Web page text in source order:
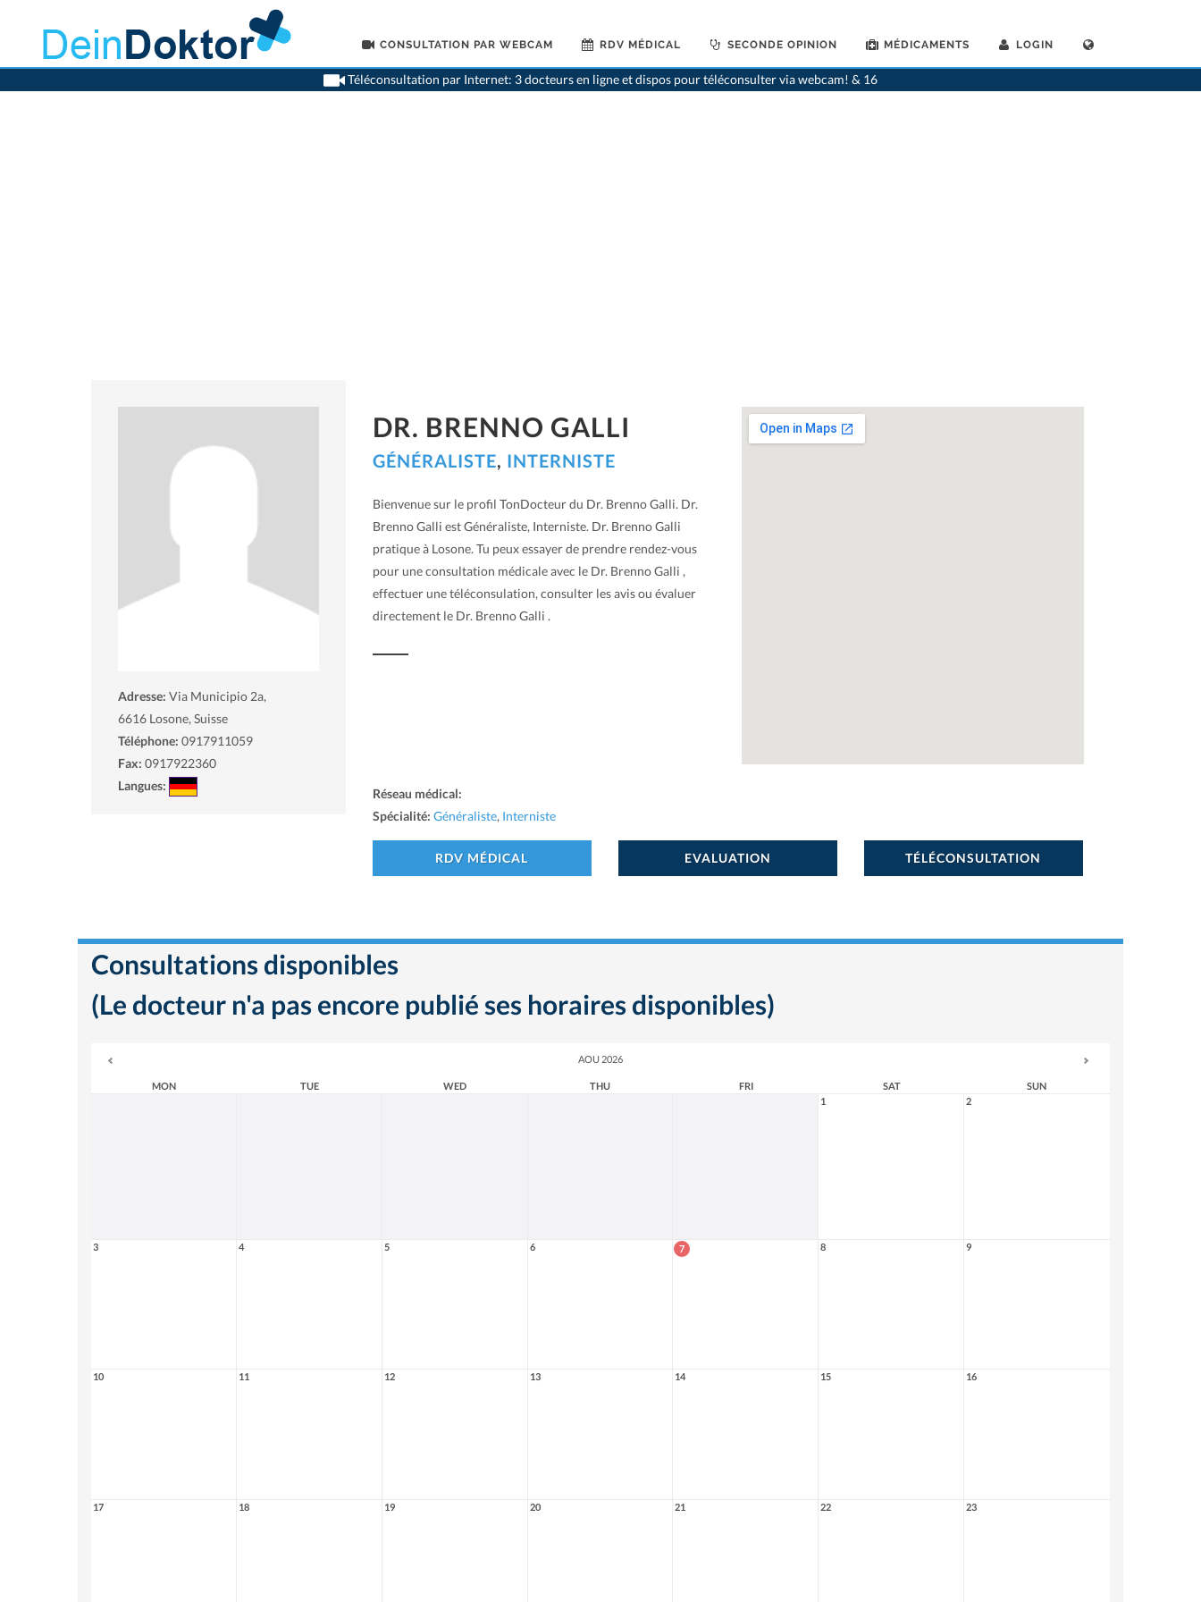
CONSULTATION PAR WEBCAM RDV MÉDICAL SECONDE OPINION MÉDICAMENTS LOGIN
Téléconsultation par Internet: 3 docteurs en ligne et dispos pour téléconsulter via webcam! & 16
>Généralistes>Losone>Dr. Brenno Galli>Rendez-vous avec Dr. Brenno Galli
Adresse: Via Municipio 2a,
6616 Losone, Suisse
Téléphone: 0917911059
Fax: 0917922360
Langues:
DR. BRENNO GALLI
GÉNÉRALISTE, INTERNISTE
Bienvenue sur le profil TonDocteur du Dr. Brenno Galli. Dr.
Brenno Galli est Généraliste, Interniste. Dr. Brenno Galli
pratique à Losone. Tu peux essayer de prendre rendez-vous
pour une consultation médicale avec le Dr. Brenno Galli ,
effectuer une téléconsulation, consulter les avis ou évaluer
directement le Dr. Brenno Galli .
Réseau médical:
Spécialité: Généraliste, Interniste
RDV MÉDICAL EVALUATION TÉLÉCONSULTATION
Consultations disponibles
(Le docteur n'a pas encore publié ses horaires disponibles)
AOU 2026
MON TUE WED THU FRI SAT
SUN
1
2
3 4 5 6 7 8 9
10 11 12 13 14 15 16
17 18 19 20 21 22 23